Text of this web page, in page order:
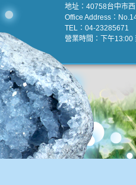
地址：40758台中市
Office Address：
TEL：04-23285671
營業時間：下午13:00